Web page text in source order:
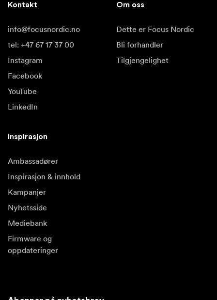
Kontakt
info@focusnordic.no
tel: +47 67 17 37 00
Instagram
Facebook
YouTube
LinkedIn
Om oss
Dette er Focus Nordic
Bli forhandler
Tilgjengelighet
Inspirasjon
Ambassadører
Inspirasjon & innhold
Kampanjer
Nyhetsside
Mediebank
Firmware og
oppdateringer